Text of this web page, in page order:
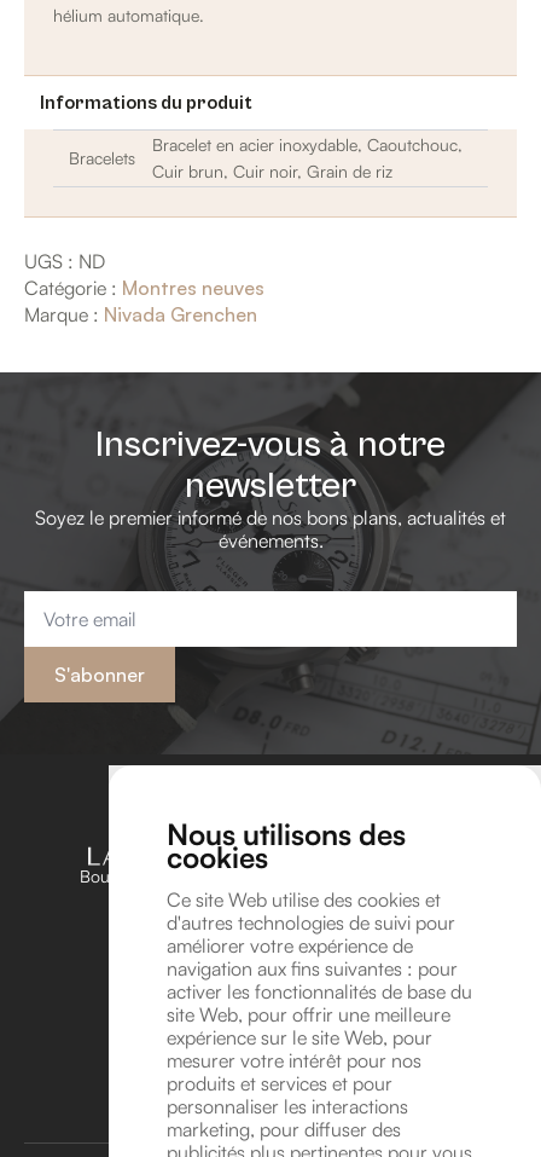
Nous utilisons des
cookies
Ce site Web utilise des cookies et
d'autres technologies de suivi pour
améliorer votre expérience de
navigation aux fins suivantes : pour
activer les fonctionnalités de base du
site Web, pour offrir une meilleure
expérience sur le site Web, pour
mesurer votre intérêt pour nos
produits et services et pour
personnaliser les interactions
marketing, pour diffuser des
publicités plus pertinentes pour vous
hélium automatique.
Informations du produit
Bracelets
Bracelet en acier inoxydable, Caoutchouc,
Cuir brun, Cuir noir, Grain de riz
UGS : ND
Catégorie : Montres neuves
Marque : Nivada Grenchen
Inscrivez-vous à notre
newsletter
Soyez le premier informé de nos bons plans, actualités et
événements.
Email
S'abonner
Boutique unique dédiée aux amateurs et passionnés
d’horlogerie en Belgique
Suivez-nous sur Instagram !
Suivez-nous sur YouTube !
Coordonnées
Avenue Léonard de Vinci 8A, 1300 Wavre
info@lavitrinehorlogere.be
TVA BE 1016.118.946
Rendez-vous